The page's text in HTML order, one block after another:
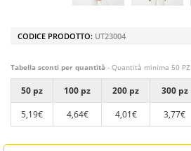
CODICE PRODOTTO: UT23004
Tabella sconti per quantità - Quantità minima 50 PZ
50 pz 100 pz 200 pz 300 pz
5,19€
4,64€ 4,01€ 3,77€